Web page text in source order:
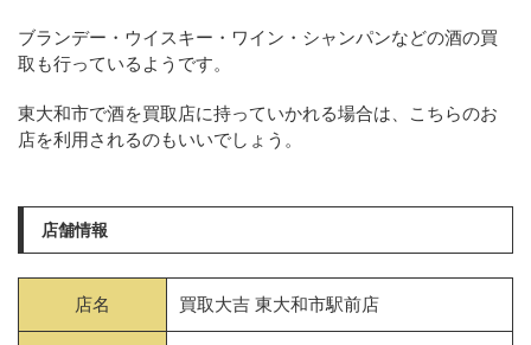
ブランデー・ウイスキー・ワイン・シャンパンなどの酒の買
取も行っているようです。
東大和市で酒を買取店に持っていかれる場合は、こちらのお
店を利用されるのもいいでしょう。
店舗情報
店名 買取大吉 東大和市駅前店